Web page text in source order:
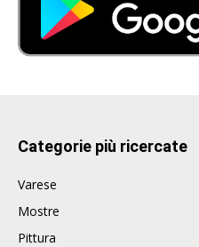
Categorie più ricercate
Varese
Mostre
Pittura